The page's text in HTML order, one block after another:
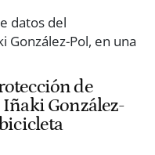
de
Iñaki González-